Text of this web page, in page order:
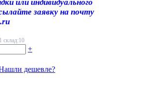
или индивидуального
заявку на почту
склад:10
+
дешевле?